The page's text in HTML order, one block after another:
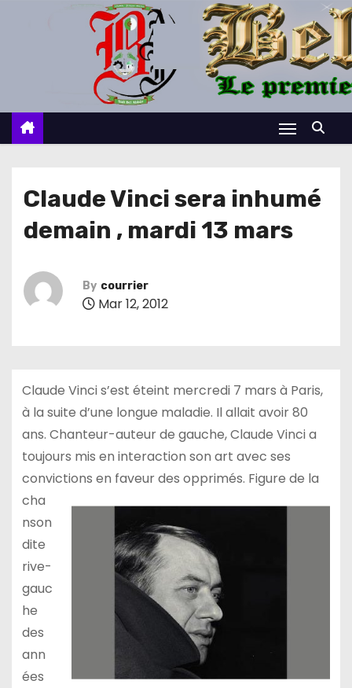
c
Claude Vinci sera inhumé
demain , mardi 13 mars
By courrier
Mar 12, 2012
Claude Vinci s’est éteint mercredi 7 mars à Paris,
à la suite d’une longue maladie. Il allait avoir 80
ans. Chanteur-auteur de gauche, Claude Vinci a
toujours mis en interaction son art avec ses
convictions en faveur des opprimés. Figure de la
cha
nson
dite
rive-
gauc
he
des
ann
ées